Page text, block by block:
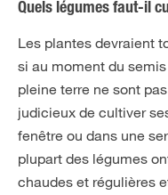
Quels légumes faut-il
Les plantes devraient
si au moment du
pleine terre ne sont
judicieux de cultiver
fenêtre ou dans une
plupart des légumes
chaudes et régulières